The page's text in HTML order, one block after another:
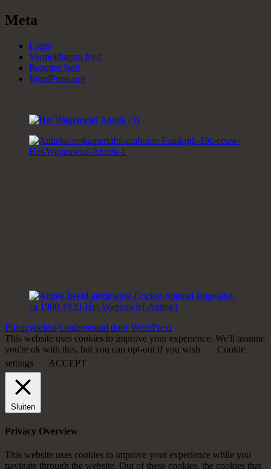
Meta
Login
Vermeldingen feed
Reacties feed
WordPress.org
Privacybeleid Ondersteund door WordPress
This website uses cookies to improve your experience. We'll assume
you're ok with this, but you can opt-out if you wish.
Cookie
settings
ACCEPT
Sluiten
Privacy Overview
This website uses cookies to improve your experience while you
navigate through the website. Out of these cookies, the cookies that